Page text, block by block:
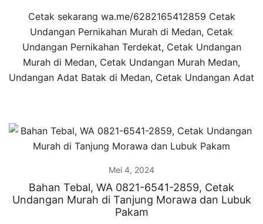
Cetak sekarang wa.me/6282165412859 Cetak
Undangan Pernikahan Murah di Medan, Cetak
Undangan Pernikahan Terdekat, Cetak Undangan
Murah di Medan, Cetak Undangan Murah Medan,
Undangan Adat Batak di Medan, Cetak Undangan Adat
Mei 4, 2024
Bahan Tebal, WA 0821-6541-2859, Cetak
Undangan Murah di Tanjung Morawa dan Lubuk
Pakam